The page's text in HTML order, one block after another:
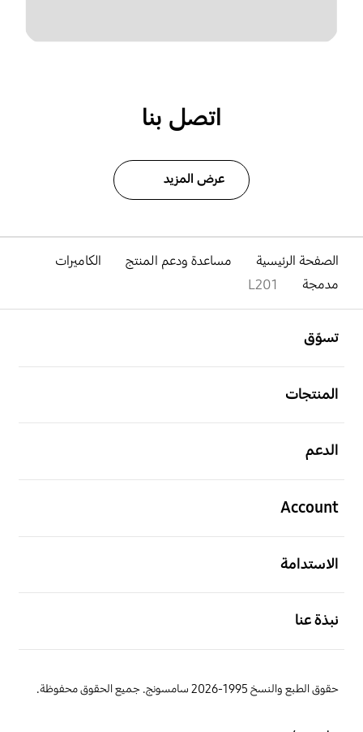
اتصل بنا
عرض المزيد
الصفحة الرئيسية مساعدة ودعم المنتج
الكاميرات
مدمجة
L201
تسوّق
المنتجات
الدعم
Account
الاستدامة
نبذة عنا
حقوق الطبع والنسخ 1995-2026 سامسونج. جميع الحقوق محفوظة.